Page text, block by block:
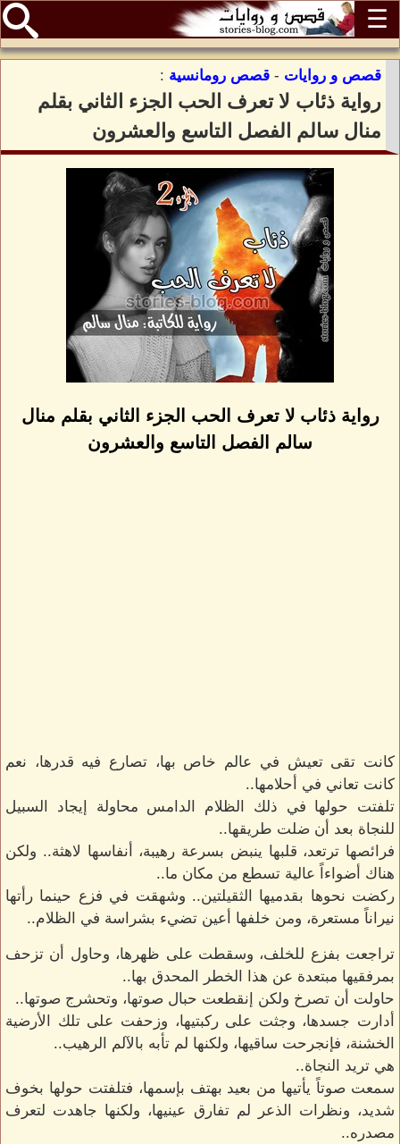
☰
قصص و روايات - قصص رومانسية :
رواية ذئاب لا تعرف الحب الجزء الثاني بقلم
منال سالم الفصل التاسع والعشرون
رواية ذئاب لا تعرف الحب الجزء الثاني بقلم منال
سالم الفصل التاسع والعشرون
كانت تقى تعيش في عالم خاص بها، تصارع فيه قدرها، نعم
كانت تعاني في أحلامها..
تلفتت حولها في ذلك الظلام الدامس محاولة إيجاد السبيل
للنجاة بعد أن ضلت طريقها..
فرائصها ترتعد، قلبها ينبض بسرعة رهيبة، أنفاسها لاهثة.. ولكن
هناك أضواءاً عالية تسطع من مكان ما..
ركضت نحوها بقدميها الثقيلتين.. وشهقت في فزع حينما رأتها
نيراناً مستعرة، ومن خلفها أعين تضيء بشراسة في الظلام..
تراجعت بفزع للخلف، وسقطت على ظهرها، وحاول أن تزحف
بمرفقيها مبتعدة عن هذا الخطر المحدق بها..
حاولت أن تصرخ ولكن إنقطعت حبال صوتها، وتحشرج صوتها..
أدارت جسدها، وجثت على ركبتيها، وزحفت على تلك الأرضية
الخشنة، فإنجرحت ساقيها، ولكنها لم تأبه بالآلم الرهيب..
هي تريد النجاة..
سمعت صوتاً يأتيها من بعيد بهتف بإسمها، فتلفتت حولها بخوف
شديد، ونظرات الذعر لم تفارق عينيها، ولكنها جاهدت لتعرف
مصدره..